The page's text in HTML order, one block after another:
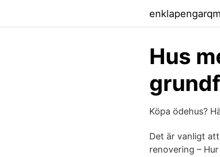
Hus
Köpa ödehus?
Det är vanligt
renovering –